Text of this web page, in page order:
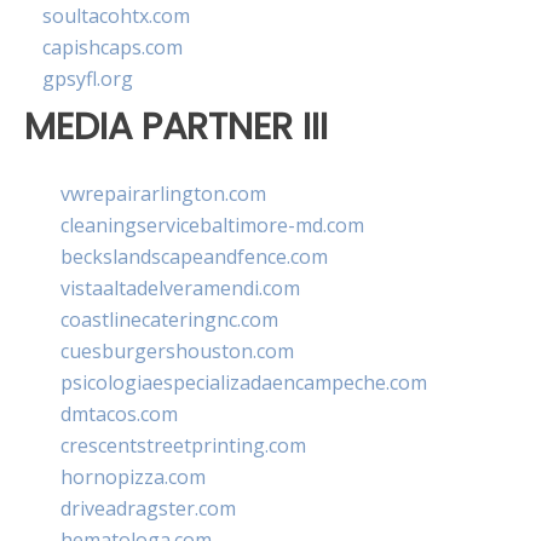
soultacohtx.com
capishcaps.com
gpsyfl.org
MEDIA PARTNER III
vwrepairarlington.com
cleaningservicebaltimore-md.com
beckslandscapeandfence.com
vistaaltadelveramendi.com
coastlinecateringnc.com
cuesburgershouston.com
psicologiaespecializadaencampeche.com
dmtacos.com
crescentstreetprinting.com
hornopizza.com
driveadragster.com